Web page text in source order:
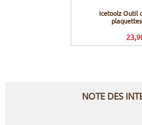
Icetoolz Outil
NOTE DES